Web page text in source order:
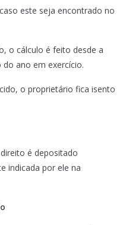
este seja encontrado no
o cálculo é feito desde a
ano em exercício.
o proprietário fica isento
é depositado
indicada por ele na